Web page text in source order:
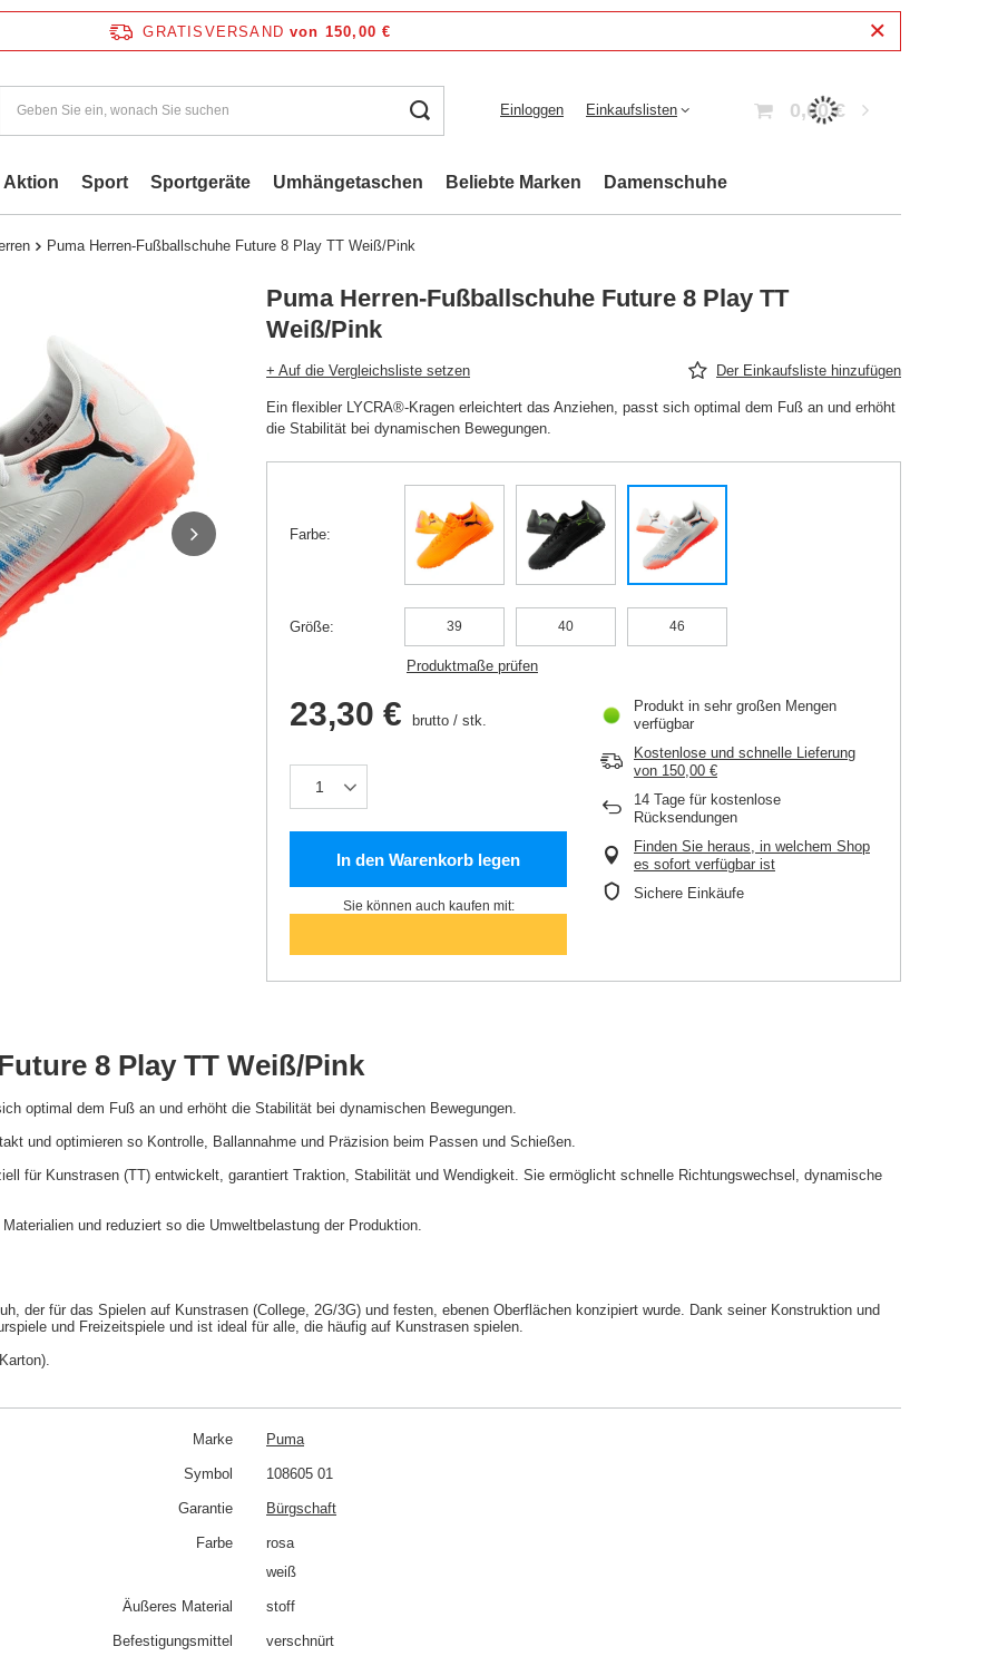
GRATISVERSAND von 150,00 €
Einloggen Einkaufslisten 0,00 €
Aktion Sport Sportgeräte Umhängetaschen Beliebte Marken Damenschuhe
Puma Herren-Fußballschuhe Future 8 Play TT Weiß/Pink
Puma Herren-Fußballschuhe Future 8 Play TT
Weiß/Pink
+ Auf die Vergleichsliste setzen Der Einkaufsliste hinzufügen
Ein flexibler LYCRA®-Kragen erleichtert das Anziehen, passt sich optimal dem Fuß an und erhöht
die Stabilität bei dynamischen Bewegungen.
Farbe
Größe 39 40 46
Produktmaße prüfen
23,30 € brutto / stk.
In den Warenkorb legen
Sie können auch kaufen mit:
Produkt in sehr großen Mengen
verfügbar
Kostenlose und schnelle Lieferung
von 150,00 €
14 Tage für kostenlose
Rücksendungen
Finden Sie heraus, in welchem Shop
es sofort verfügbar ist
Sichere Einkäufe
8 Play TT Weiß/Pink
optimal dem Fuß an und erhöht die Stabilität bei dynamischen Bewegungen.
und optimieren so Kontrolle, Ballannahme und Präzision beim Passen und Schießen.
für Kunstrasen (TT) entwickelt, garantiert Traktion, Stabilität und Wendigkeit. Sie ermöglicht schnelle Richtungswechsel, dynamische
und reduziert so die Umweltbelastung der Produktion.
der für das Spielen auf Kunstrasen (College, 2G/3G) und festen, ebenen Oberflächen konzipiert wurde. Dank seiner Konstruktion und
und Freizeitspiele und ist ideal für alle, die häufig auf Kunstrasen spielen.
Marke Puma
Symbol 108605 01
Garantie Bürgschaft
Farbe
rosa
weiß
Äußeres Material stoff
Befestigungsmittel verschnürt